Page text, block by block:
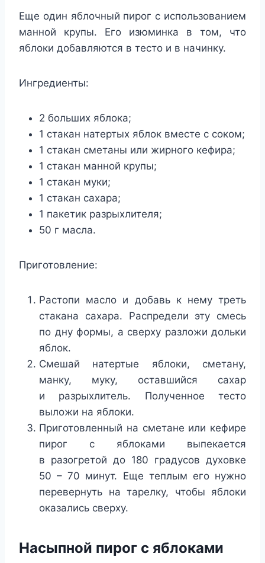
Еще один яблочный пирог с использованием
манной крупы. Его изюминка в том, что
яблоки добавляются в тесто и в начинку.
Ингредиенты:
2 больших яблока;
1 стакан натертых яблок вместе с соком;
1 стакан сметаны или жирного кефира;
1 стакан манной крупы;
1 стакан муки;
1 стакан сахара;
1 пакетик разрыхлителя;
50 г масла.
Приготовление:
Растопи масло и добавь к нему треть
стакана сахара. Распредели эту смесь
по дну формы, а сверху разложи дольки
яблок.
Смешай натертые яблоки, сметану,
манку, муку, оставшийся сахар
и разрыхлитель. Полученное тесто
выложи на яблоки.
Приготовленный на сметане или кефире
пирог с яблоками выпекается
в разогретой до 180 градусов духовке
50 – 70 минут. Еще теплым его нужно
перевернуть на тарелку, чтобы яблоки
оказались сверху.
Насыпной пирог с яблоками